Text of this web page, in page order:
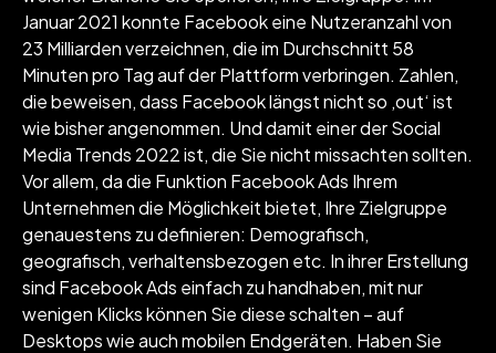
Januar 2021 konnte Facebook eine Nutzeranzahl von
23 Milliarden verzeichnen, die im Durchschnitt 58
Minuten pro Tag auf der Plattform verbringen. Zahlen,
die beweisen, dass Facebook längst nicht so ‚out‘ ist
wie bisher angenommen. Und damit einer der Social
Media Trends 2022 ist, die Sie nicht missachten sollten.
Vor allem, da die Funktion Facebook Ads Ihrem
Unternehmen die Möglichkeit bietet, Ihre Zielgruppe
genauestens zu definieren: Demografisch,
geografisch, verhaltensbezogen etc. In ihrer Erstellung
sind Facebook Ads einfach zu handhaben, mit nur
wenigen Klicks können Sie diese schalten – auf
Desktops wie auch mobilen Endgeräten. Haben Sie